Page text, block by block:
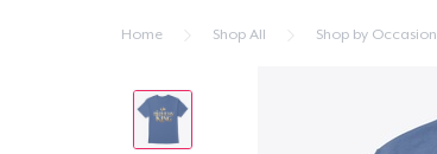
Home Shop All Shop by Occasion